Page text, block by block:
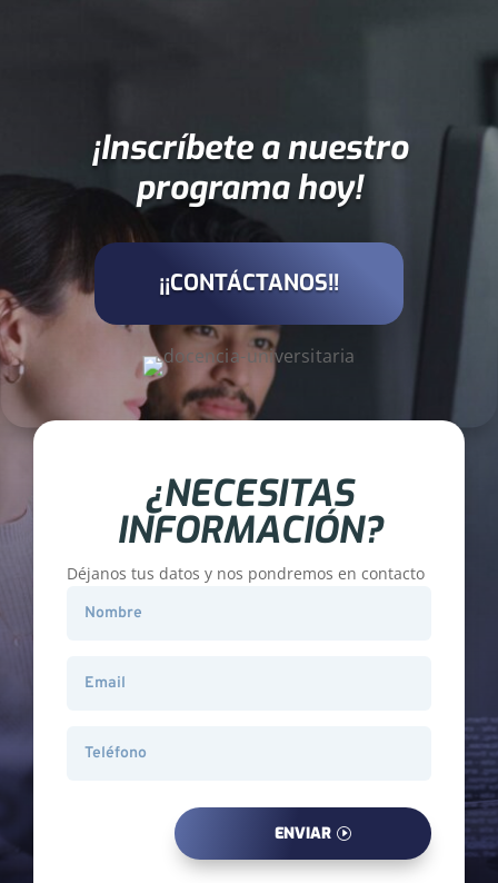
¡Inscríbete a nuestro
programa hoy!
¡¡CONTÁCTANOS!!
¿NECESITAS
INFORMACIÓN?
Déjanos tus datos y nos pondremos en contacto
ENVIAR